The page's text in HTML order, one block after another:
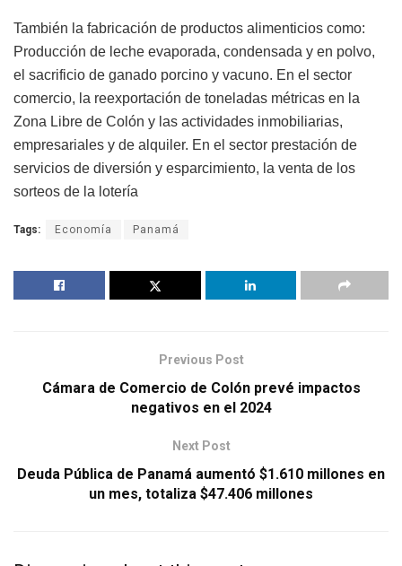
También la fabricación de productos alimenticios como:
Producción de leche evaporada, condensada y en polvo,
el sacrificio de ganado porcino y vacuno. En el sector
comercio, la reexportación de toneladas métricas en la
Zona Libre de Colón y las actividades inmobiliarias,
empresariales y de alquiler. En el sector prestación de
servicios de diversión y esparcimiento, la venta de los
sorteos de la lotería
Tags: Economía Panamá
Previous Post
Cámara de Comercio de Colón prevé impactos
negativos en el 2024
Next Post
Deuda Pública de Panamá aumentó $1.610 millones en
un mes, totaliza $47.406 millones